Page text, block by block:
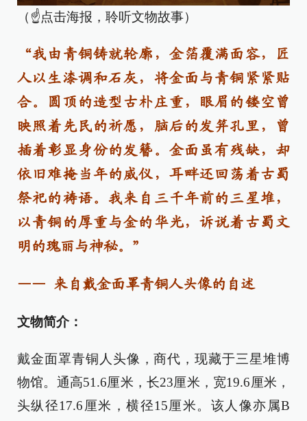
（☝点击海报，聆听文物故事）
“我由青铜铸就轮廓，金箔覆满面容，匠
人以生漆调和石灰，将金面与青铜紧紧贴
合。圆顶的造型古朴庄重，眼眉的镂空曾
映照着先民的祈愿，脑后的发笄孔里，曾
插着彰显身份的发簪。金面虽有残缺，却
依旧难掩当年的威仪，耳畔还回荡着古蜀
祭祀的祷语。我来自三千年前的三星堆，
以青铜的厚重与金的华光，诉说着古蜀文
明的瑰丽与神秘。”
—— 来自戴金面罩青铜人头像的自述
文物简介：
戴金面罩青铜人头像，商代，现藏于三星堆博
物馆。通高51.6厘米，长23厘米，宽19.6厘米，
头纵径17.6厘米，横径15厘米。该人像亦属B